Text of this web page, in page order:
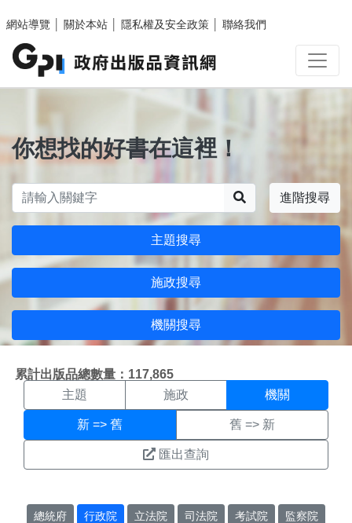
網站導覽
關於本站 隱私權及安全政策 聯絡我們
你想找的好書在這裡！
進階搜尋
主題搜尋
施政搜尋
機關搜尋
累計出版品總數量：117,865
機關搜尋結果頁面
主題 施政 機關
新 => 舊 舊 => 新
匯出查詢
總統府 行政院 立法院 司法院 考試院 監察院